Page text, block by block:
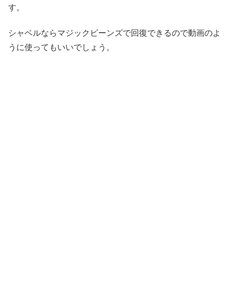
す。
シャベルならマジックビーンズで回復できるので動画のよ
うに使ってもいいでしょう。